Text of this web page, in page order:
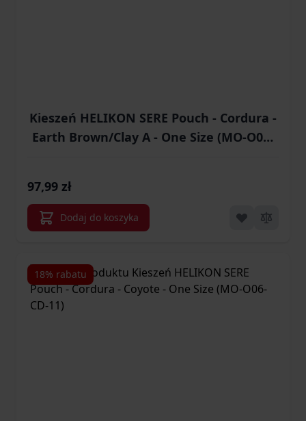
Kieszeń HELIKON SERE Pouch - Cordura -
Earth Brown/Clay A - One Size (MO-O06-
97,99 zł
Dodaj do koszyka
18% rabatu